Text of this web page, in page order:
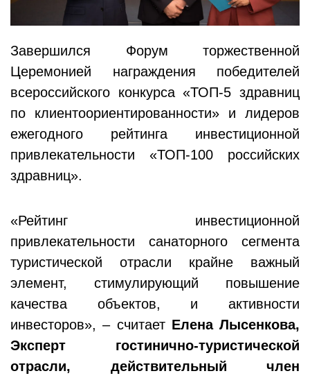
Завершился Форум торжественной
Церемонией награждения победителей
всероссийского конкурса «ТОП-5 здравниц
по клиентоориентированности» и лидеров
ежегодного рейтинга инвестиционной
привлекательности «ТОП-100 российских
здравниц».
«Рейтинг инвестиционной
привлекательности санаторного сегмента
туристической отрасли крайне важный
элемент, стимулирующий повышение
качества объектов, и активности
инвесторов», – считает Елена Лысенкова,
Эксперт гостинично-туристической
отрасли, действительный член